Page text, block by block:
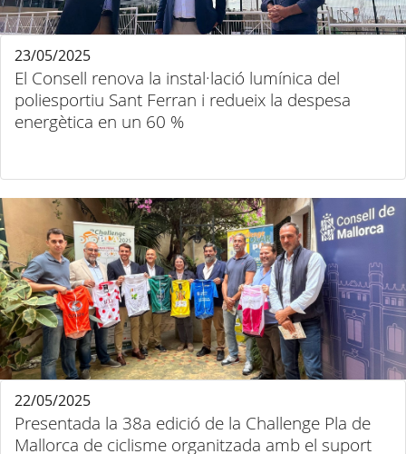
El Consell renova la instal·lació lumínica del
poliesportiu Sant Ferran i redueix la despesa
energètica en un 60 %
23/05/2025
Presentada la 38a edició de la Challenge Pla de
Mallorca de ciclisme organitzada amb el suport
22/05/2025